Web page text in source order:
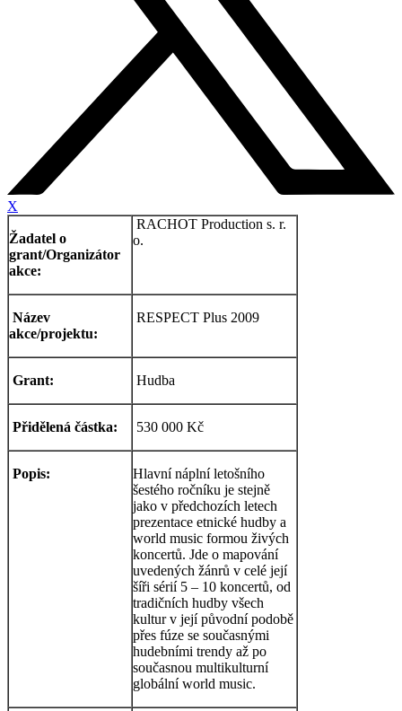
X
Žadatel o
grant/Organizátor
akce:
RACHOT Production s. r.
o.
Název
akce/projektu:
RESPECT Plus 2009
Grant: Hudba
Přidělená částka: 530 000 Kč
Popis:
Hlavní náplní letošního
šestého ročníku je stejně
jako v předchozích letech
prezentace etnické hudby a
world music formou živých
koncertů. Jde o mapování
uvedených žánrů v celé její
šíři sérií 5 – 10 koncertů, od
tradičních hudby všech
kultur v její původní podobě
přes fúze se současnými
hudebními trendy až po
současnou multikulturní
globální world music.